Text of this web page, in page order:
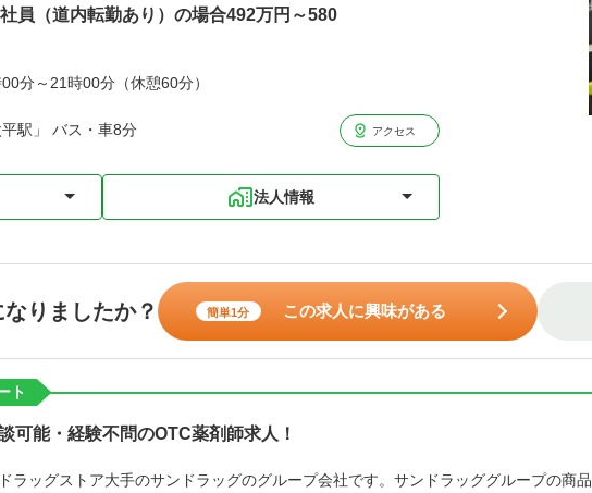
員（道内転勤あり）の場合492万円～580
分～21時00分（休憩60分）
平駅」 バス・車8分 アクセス
法人情報
りましたか？ 簡単1分 この求人に興味がある
ト
可能・経験不問のOTC薬剤師求人！
ラッグストア大手のサンドラッグのグループ会社です。サンドラッググループの商品